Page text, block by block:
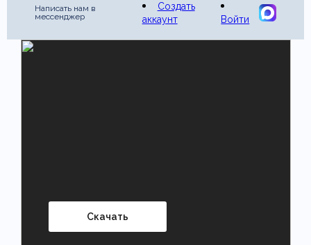
Написать нам в
мессенджер
Создать
аккаунт
Войти
Скачать